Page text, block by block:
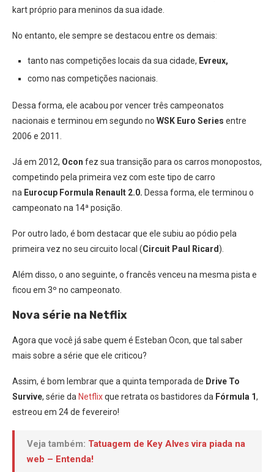
kart próprio para meninos da sua idade.
No entanto, ele sempre se destacou entre os demais:
tanto nas competições locais da sua cidade, Evreux,
como nas competições nacionais.
Dessa forma, ele acabou por vencer três campeonatos
nacionais e terminou em segundo no WSK Euro Series entre
2006 e 2011.
Já em 2012, Ocon fez sua transição para os carros monopostos,
competindo pela primeira vez com este tipo de carro
na Eurocup Formula Renault 2.0. Dessa forma, ele terminou o
campeonato na 14ª posição.
Por outro lado, é bom destacar que ele subiu ao pódio pela
primeira vez no seu circuito local (Circuit Paul Ricard).
Além disso, o ano seguinte, o francês venceu na mesma pista e
ficou em 3º no campeonato.
Nova série na Netflix
Agora que você já sabe quem é Esteban Ocon, que tal saber
mais sobre a série que ele criticou?
Assim, é bom lembrar que a quinta temporada de Drive To
Survive, série da Netflixque retrata os bastidores da Fórmula 1,
estreou em 24 de fevereiro!
Veja também: Tatuagem de Key Alves vira piada na
web – Entenda!